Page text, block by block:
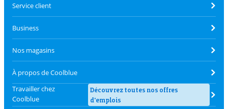
Service client
Business
Nos magasins
À propos de Coolblue
Travailler chez
Coolblue
Découvrez toutes nos offres
d'emplois